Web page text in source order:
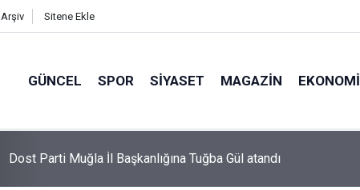
Arşiv Sitene Ekle
GÜNCEL SPOR SIYASET MAGAZIN EKONOMI
Bursaspor’da 2026-2027 sezonu forma numaraları açıklandı